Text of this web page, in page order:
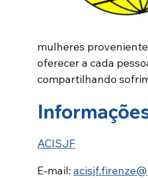
mulheres
oferecer a cada
compartilhando
ACISJF
E-mail: